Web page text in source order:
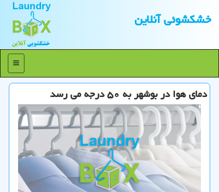
خشكشوئی آنلاین
منو
دمای هوا در بوشهر به ۵۰ درجه می رسد